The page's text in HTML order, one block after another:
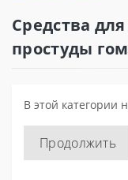
Средства
простуды
В этой категории
Продолжить